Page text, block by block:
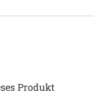
Produkt